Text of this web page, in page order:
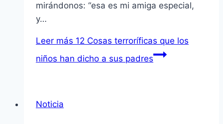
mirándonos: “esa es mi amiga especial,
y…
Leer más 12 Cosas terroríficas que los
niños han dicho a sus padres
Noticia